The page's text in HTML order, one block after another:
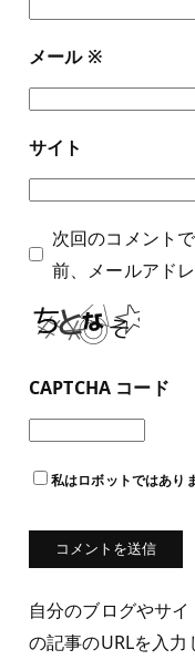
メール ※
サイト
次回のコメント
前、メールアド
CAPTCHA コード
私はロボットではあり
自分のブログやサ
の記事のURLを入